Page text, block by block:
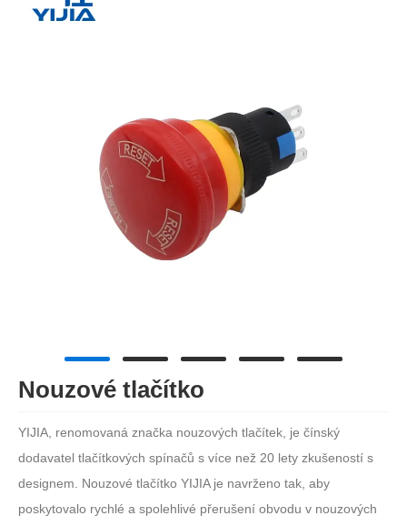
Nouzové tlačítko
YIJIA, renomovaná značka nouzových tlačítek, je čínský
dodavatel tlačítkových spínačů s více než 20 lety zkušeností s
designem. Nouzové tlačítko YIJIA je navrženo tak, aby
poskytovalo rychlé a spolehlivé přerušení obvodu v nouzových